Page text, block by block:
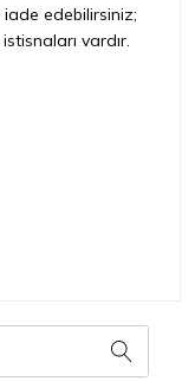
iade edebilirsiniz;
vardır.